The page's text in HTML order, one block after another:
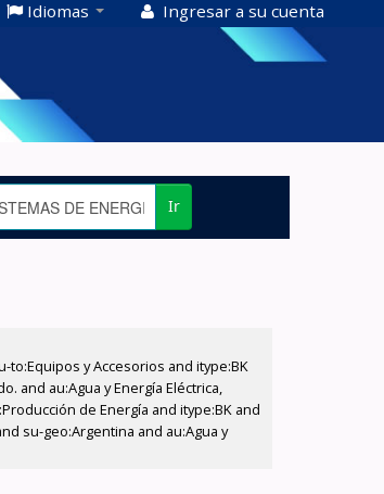
Idiomas Ingresar a su cuenta
Ir
to:Equipos y Accesorios and itype:BK
and au:Agua y Energía Eléctrica,
de Energía and itype:BK and
su-geo:Argentina and au:Agua y